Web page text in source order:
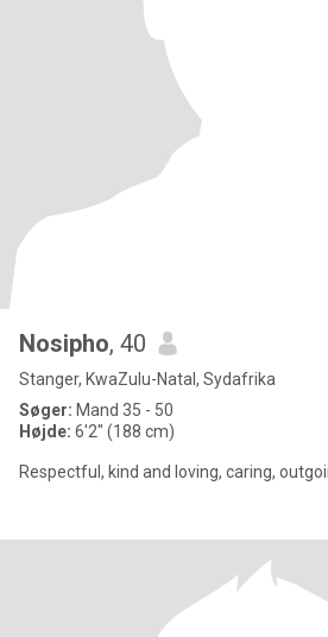
Nosipho, 40
Stanger, KwaZulu-Natal, Sydafrika
Søger: Mand 35 - 50
Højde: 6'2" (188 cm)
Respectful, kind and loving, caring,